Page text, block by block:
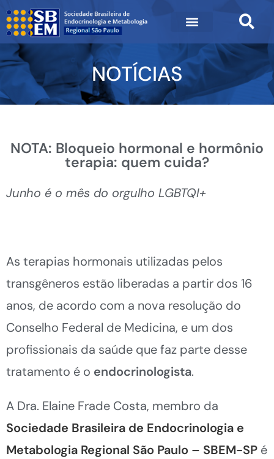
NOTÍCIAS
NOTA: Bloqueio hormonal e hormônio
terapia: quem cuida?
Junho é o mês do orgulho LGBTQI+
As terapias hormonais utilizadas pelos
transgêneros estão liberadas a partir dos 16
anos, de acordo com a nova resolução do
Conselho Federal de Medicina, e um dos
profissionais da saúde que faz parte desse
tratamento é o endocrinologista.
A Dra. Elaine Frade Costa, membro da
Sociedade Brasileira de Endocrinologia e
Metabologia Regional São Paulo – SBEM-SP é